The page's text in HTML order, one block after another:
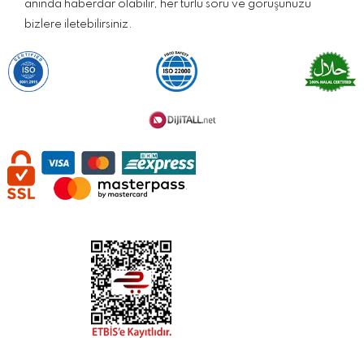
anında haberdar olabilir, her türlü soru ve görüşünüzü
bizlere iletebilirsiniz.